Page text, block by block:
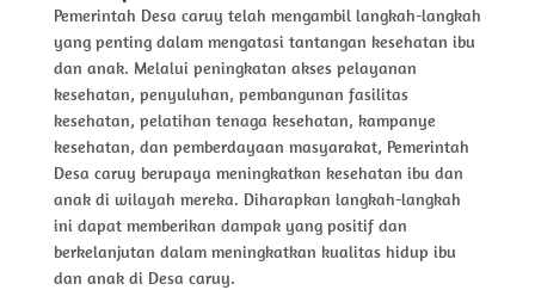
Pemerintah Desa caruy telah mengambil langkah-langkah
yang penting dalam mengatasi tantangan kesehatan ibu
dan anak. Melalui peningkatan akses pelayanan
kesehatan, penyuluhan, pembangunan fasilitas
kesehatan, pelatihan tenaga kesehatan, kampanye
kesehatan, dan pemberdayaan masyarakat, Pemerintah
Desa caruy berupaya meningkatkan kesehatan ibu dan
anak di wilayah mereka. Diharapkan langkah-langkah
ini dapat memberikan dampak yang positif dan
berkelanjutan dalam meningkatkan kualitas hidup ibu
dan anak di Desa caruy.